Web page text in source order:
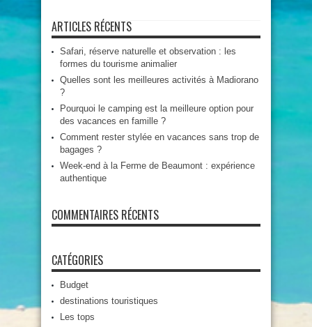
ARTICLES RÉCENTS
Safari, réserve naturelle et observation : les
formes du tourisme animalier
Quelles sont les meilleures activités à Madiorano
?
Pourquoi le camping est la meilleure option pour
des vacances en famille ?
Comment rester stylée en vacances sans trop de
bagages ?
Week-end à la Ferme de Beaumont : expérience
authentique
COMMENTAIRES RÉCENTS
CATÉGORIES
Budget
destinations touristiques
Les tops